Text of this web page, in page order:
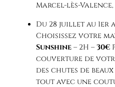
Marcel-lès-Valence,
Du 28 juillet au 1er
Choisissez votre
Sunshine – 2H –30€
couverture de
des chutes de
tout avec une